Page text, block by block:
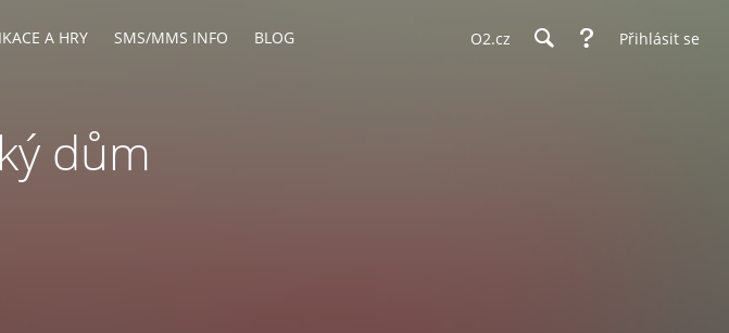
A HRY SMS/MMS INFO BLOG O2.cz Přihlásit se
dům